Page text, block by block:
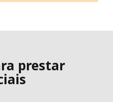
prestar